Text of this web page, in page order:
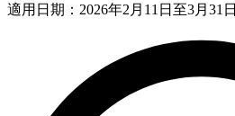
適用日期：2026年2月11日至3月31日